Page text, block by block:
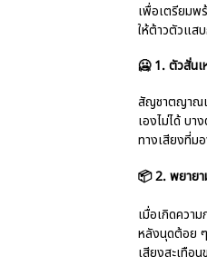
เพื่อเตรียมพ
ให้ต้าวตัวแส
🥶 1. ตัวสั่น
สัญชาตญาณแ
เองไม่ได้ บ
ทางเสียงที่ม
📦 2. พยาย
เมื่อเกิดควา
หลังนุดต้อย
เสียงสะเทือ